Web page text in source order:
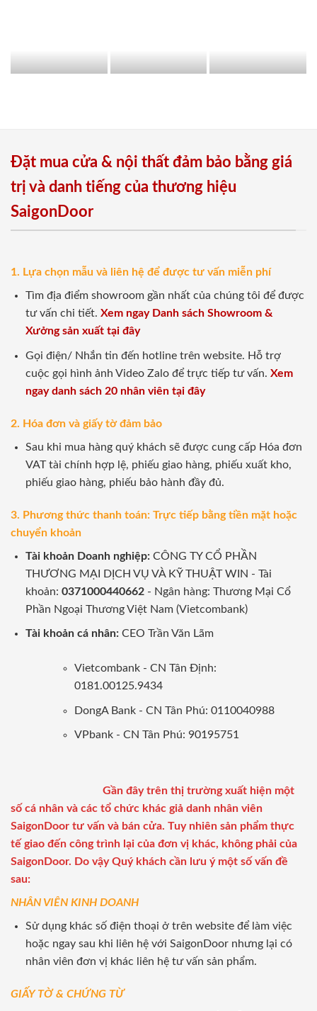
Đặt mua cửa & nội thất đảm bảo bằng giá
trị và danh tiếng của thương hiệu
SaigonDoor
1. Lựa chọn mẫu và liên hệ để được tư vấn miễn phí
Tìm địa điểm showroom gần nhất của chúng tôi để được
tư vấn chi tiết. Xem ngay Danh sách Showroom &
Xưởng sản xuất tại đây
Gọi điện/ Nhắn tin đến hotline trên website. Hỗ trợ
cuộc gọi hình ảnh Video Zalo để trực tiếp tư vấn. Xem
ngay danh sách 20 nhân viên tại đây
2. Hóa đơn và giấy tờ đảm bảo
Sau khi mua hàng quý khách sẽ được cung cấp Hóa đơn
VAT tài chính hợp lệ, phiếu giao hàng, phiếu xuất kho,
phiếu giao hàng, phiếu bảo hành đầy đủ.
3. Phương thức thanh toán: Trực tiếp bằng tiền mặt hoặc
chuyển khoản
Tài khoản Doanh nghiệp:CÔNG TY CỔ PHẦN
THƯƠNG MẠI DỊCH VỤ VÀ KỸ THUẬT WIN - Tài
khoản: 0371000440662- Ngân hàng: Thương Mại Cổ
Phần Ngoại Thương Việt Nam (Vietcombank)
Tài khoản cá nhân: CEO Trần Văn Lãm
Vietcombank - CN Tân Định:
0181.00125.9434
DongA Bank - CN Tân Phú: 0110040988
VPbank - CN Tân Phú: 90195751
Gần đây trên thị trường xuất hiện một
số cá nhân và các tổ chức khác giả danh nhân viên
SaigonDoor tư vấn và bán cửa. Tuy nhiên sản phẩm thực
tế giao đến công trình lại của đơn vị khác, không phải của
SaigonDoor. Do vậy Quý khách cần lưu ý một số vấn đề
sau:
NHÂN VIÊN KINH DOANH
Sử dụng khác số điện thoại ở trên website để làm việc
hoặc ngay sau khi liên hệ với SaigonDoor nhưng lại có
nhân viên đơn vị khác liên hệ tư vấn sản phẩm.
GIẤY TỜ & CHỨNG TỪ